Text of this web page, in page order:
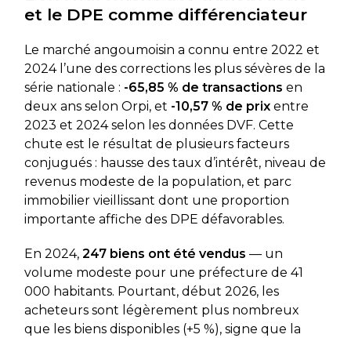
et le DPE comme différenciateur
Le marché angoumoisin a connu entre 2022 et
2024 l’une des corrections les plus sévères de la
série nationale : -65,85 % de transactions en
deux ans selon Orpi, et -10,57 % de prixentre
2023 et 2024 selon les données DVF. Cette
chute est le résultat de plusieurs facteurs
conjugués : hausse des taux d’intérêt, niveau de
revenus modeste de la population, et parc
immobilier vieillissant dont une proportion
importante affiche des DPE défavorables.
En 2024, 247 biens ont été vendus — un
volume modeste pour une préfecture de 41
000 habitants. Pourtant, début 2026, les
acheteurs sont légèrement plus nombreux
que les biens disponibles (+5 %), signe que la